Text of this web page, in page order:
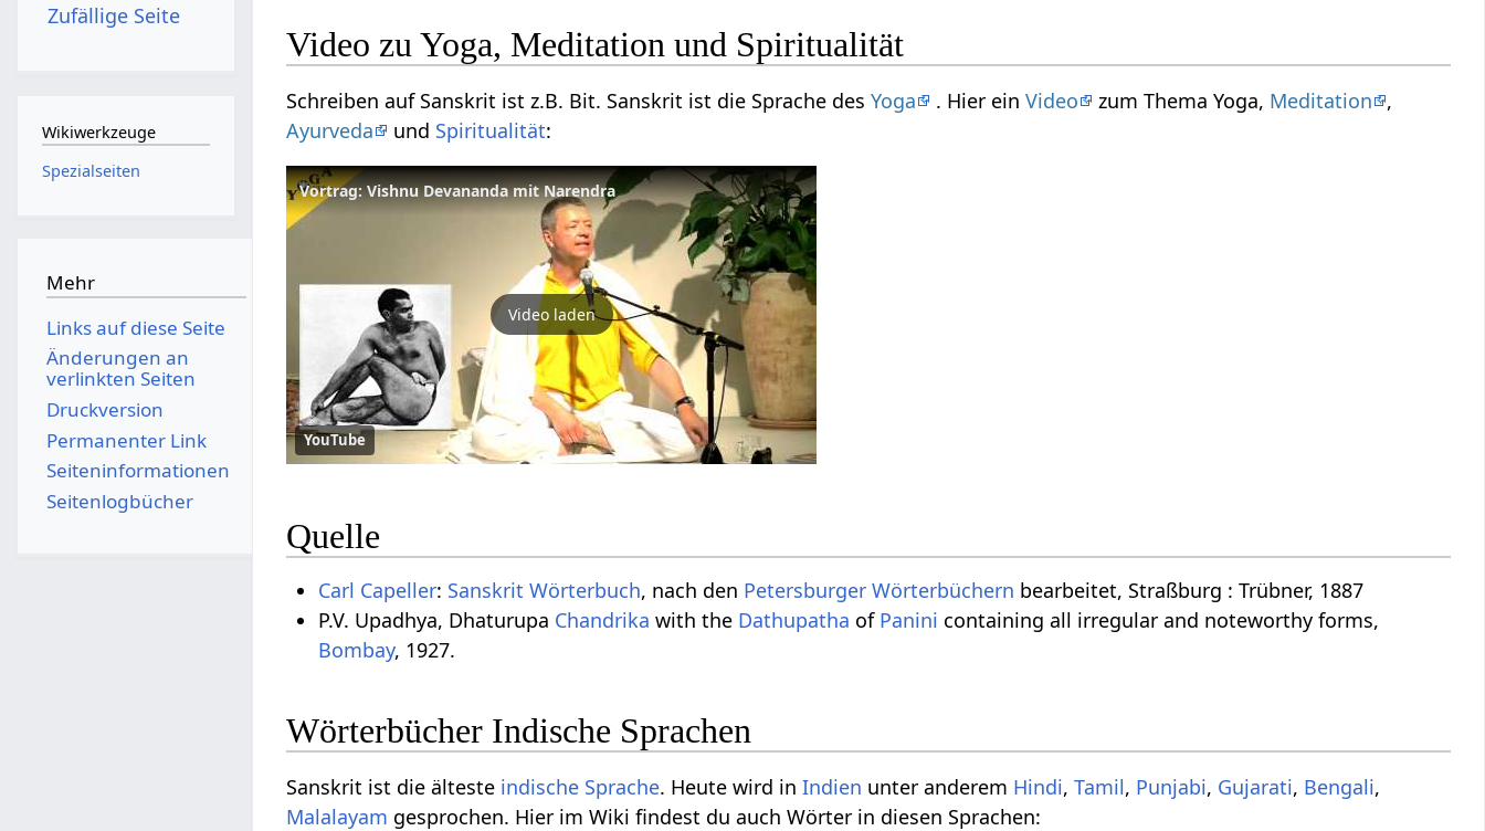
Video zu Yoga, Meditation und Spiritualität
Schreiben auf Sanskrit ist z.B. Bit. Sanskrit ist die Sprache desYoga . Hier einVideo zum Thema Yoga, Meditation
,
Ayurveda
und Spiritualität:
Vortrag: Vishnu Devananda mit Narendra
Video laden
YouTube
Quelle
Carl Capeller: Sanskrit Wörterbuch, nach den Petersburger Wörterbüchern bearbeitet, Straßburg : Trübner, 1887
P.V. Upadhya, Dhaturupa Chandrika with the Dathupatha of Panini containing all irregular and noteworthy forms,
Bombay, 1927.
Wörterbücher Indische Sprachen
Sanskrit ist die älteste indische Sprache. Heute wird inIndien unter anderem Hindi,Tamil, Punjabi, Gujarati, Bengali,
Malalayam gesprochen. Hier im Wiki findest du auch Wörter in diesen Sprachen:
Zufällige Seite
Wikiwerkzeuge
Spezialseiten
Mehr
Links auf diese Seite
Änderungen an
verlinkten Seiten
Druckversion
Permanenter Link
Seiten­­informationen
Seitenlogbücher